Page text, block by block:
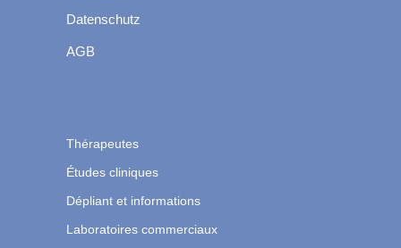
Datenschutz
AGB
Thérapeutes
Études cliniques
Dépliant et informations
Laboratoires commerciaux